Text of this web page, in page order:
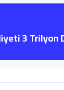
3 Trilyon